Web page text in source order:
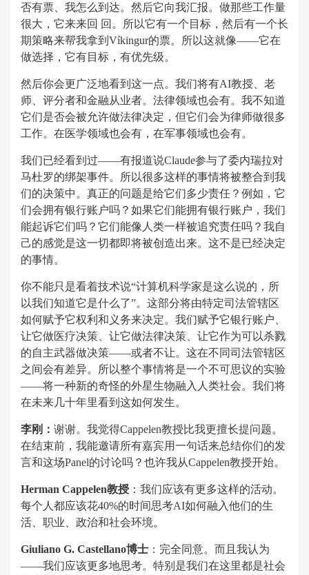
否有票、我怎么到达。然后它向我汇报。做那些工作量
很大，它来来回 回。所以它有一个目标，然后有一个长
期策略来帮我拿到Víkingur的票。所以这就像——它在
做选择，它有目标，有优先级。
然后你会更广泛地看到这一点。我们将有AI教授、老
师、评分者和金融从业者。法律领域也会有。我不知道
它们是否会被允许做法律决定，但它们会为律师做很多
工作。在医学领域也会有，在军事领域也会有。
我们已经看到过——有报道说Claude参与了委内瑞拉对
马杜罗的绑架事件。所以很多这样的事情将被整合到我
们的决策中。真正的问题是给它们多少责任？例如，它
们会拥有银行账户吗？如果它们能拥有银行账户，我们
能起诉它们吗？它们能像人类一样被追究责任吗？我自
己的感觉是这一切都即将被创造出来。这不是已经决定
的事情。
你不能只是看着技术说“计算机科学家是这么说的，所
以我们知道它是什么了”。这部分将由特定司法管辖区
如何赋予它权利和义务来决定。我们赋予它银行账户、
让它做医疗决策、让它做法律决策、让它作为可以杀戮
的自主武器做决策——或者不让。这在不同司法管辖区
之间会有差异。所以整个事情将是一个不可思议的实验
——将一种新的奇怪的外星生物融入人类社会。我们将
在未来几十年里看到这如何发生。
李刚： 谢谢。我觉得Cappelen教授比我更擅长提问题。
在结束前，我能邀请所有嘉宾用一句话来总结你们的发
言和这场Panel的讨论吗？也许我从Cappelen教授开始。
Herman Cappelen教授 ：我们应该有更多这样的活动。
每个人都应该花40%的时间思考AI如何融入他们的生
活、职业、政治和社会环境。
Giuliano G. Castellano博士 ：完全同意。而且我认为
——我们应该更多地思考。特别是我们在这里都是社会